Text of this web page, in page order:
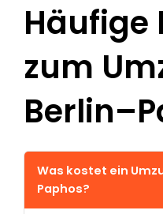
Häufige
zum
Was kostet ein
Paphos?